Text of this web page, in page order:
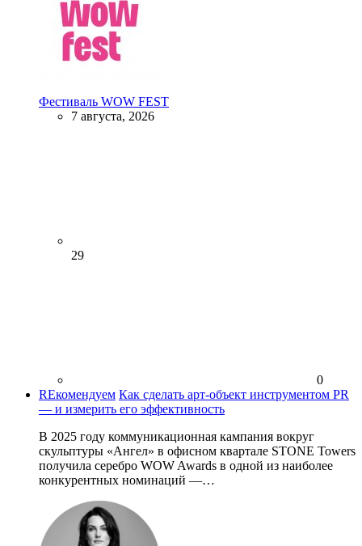
Фестиваль WOW FEST
7 августа, 2026
29
0
REкомендуем Как сделать арт-объект инструментом PR
— и измерить его эффективность
В 2025 году коммуникационная кампания вокруг
скульптуры «Ангел» в офисном квартале STONE Towers
получила серебро WOW Awards в одной из наиболее
конкурентных номинаций —…